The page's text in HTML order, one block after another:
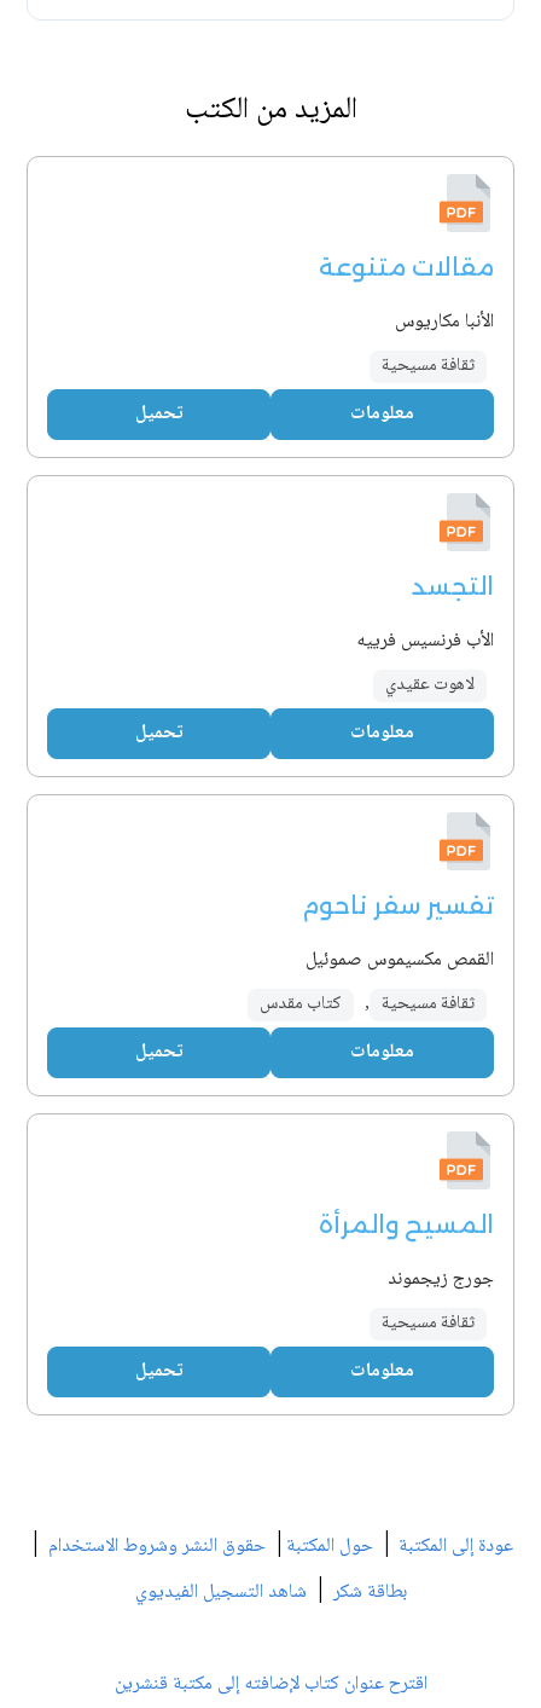
المزيد من الكتب
مقالات متنوعة
الأنبا مكاريوس
ثقافة مسيحية
معلومات تحميل
التجسد
الأب فرنسيس فرييه
لاهوت عقيدي
معلومات تحميل
تفسير سفر ناحوم
القمص مكسيموس صموئيل
ثقافة مسيحية , كتاب مقدس
معلومات تحميل
المسيح والمرأة
جورج زيجموند
ثقافة مسيحية
معلومات تحميل
عودة إلى المكتبة | حول المكتبة | حقوق النشر وشروط الاستخدام |
بطاقة شكر| شاهد التسجيل الفيديوي
اقترح عنوان كتاب لإضافته إلى مكتبة قنشرين